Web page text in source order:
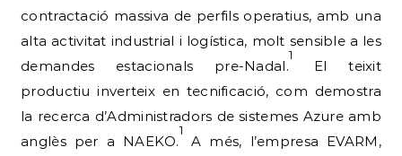
contractació massiva de perfils operatius, amb una
alta activitat industrial i logística, molt sensible a les
demandes estacionals pre-Nadal.
1
El teixit
productiu inverteix en tecnificació, com demostra
la recerca d’Administradors de sistemes Azure amb
anglès per a NAEKO.
1
A més, l’empresa EVARM,